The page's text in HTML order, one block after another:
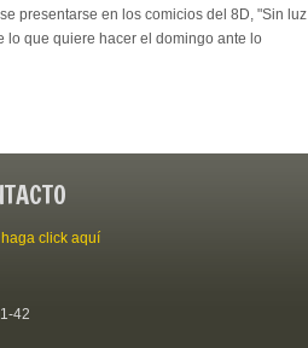
presentarse en los comicios del 8D, "Sin luz
lo que quiere hacer el domingo ante lo
haga click aquí
42